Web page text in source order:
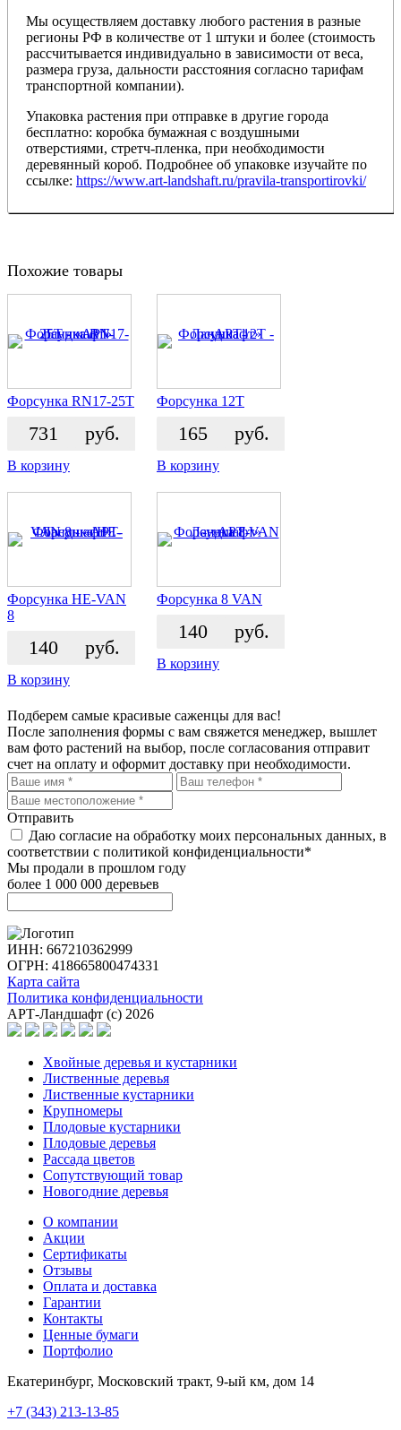
Мы осуществляем доставку любого растения в разные
регионы РФ в количестве от 1 штуки и более (стоимость
рассчитывается индивидуально в зависимости от веса,
размера груза, дальности расстояния согласно тарифам
транспортной компании).
Упаковка растения при отправке в другие города
бесплатно: коробка бумажная с воздушными
отверстиями, стретч-пленка, при необходимости
деревянный короб. Подробнее об упаковке изучайте по
ссылке: https://www.art-landshaft.ru/pravila-transportirovki/
Похожие товары
Форсунка RN17-25T
731 руб.
В корзину
Форсунка 12T
165 руб.
В корзину
Форсунка HE-VAN
8
140 руб.
В корзину
Форсунка 8 VAN
140 руб.
В корзину
Подберем самые красивые саженцы для вас!
После заполнения формы с вам свяжется менеджер, вышлет
вам фото растений на выбор, после согласования отправит
счет на оплату и оформит доставку при необходимости.
Отправить
Даю согласие на обработку моих персональных данных, в
соответствии с политикой конфиденциальности*
Мы продали в прошлом году
более 1 000 000 деревьев
ИНН: 667210362999
ОГРН: 418665800474331
Карта сайта
Политика конфиденциальности
АРТ-Ландшафт (с) 2026
Хвойные деревья и кустарники
Лиственные деревья
Лиственные кустарники
Крупномеры
Плодовые кустарники
Плодовые деревья
Рассада цветов
Сопутствующий товар
Новогодние деревья
О компании
Акции
Сертификаты
Отзывы
Оплата и доставка
Гарантии
Контакты
Ценные бумаги
Портфолио
Екатеринбург, Московский тракт, 9-ый км, дом 14
+7 (343) 213-13-85